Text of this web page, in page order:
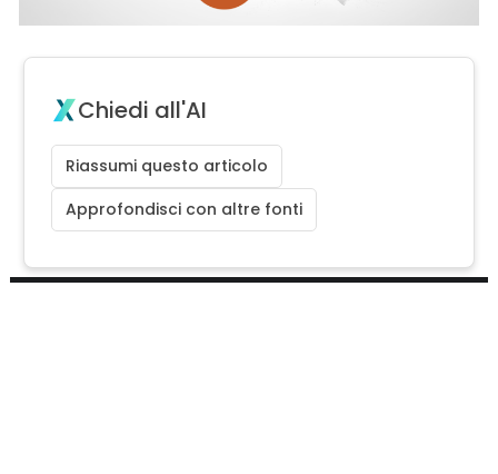
Chiedi all'AI
Riassumi questo articolo
Approfondisci con altre fonti